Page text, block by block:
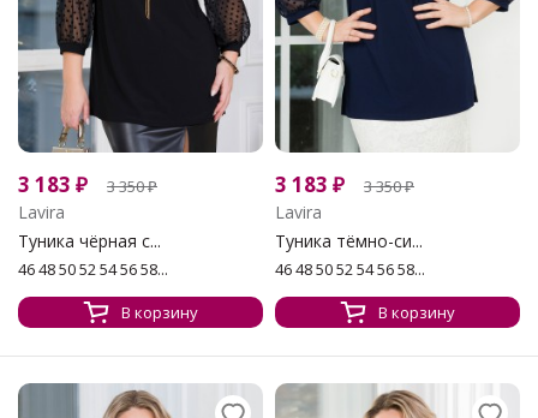
3 183 ₽ 3 350₽
Lavira
Туника чёрная с...
46 48 50 52 54 56 58...
В корзину
3 183 ₽ 3 350₽
Lavira
Туника тёмно-си...
46 48 50 52 54 56 58...
В корзину